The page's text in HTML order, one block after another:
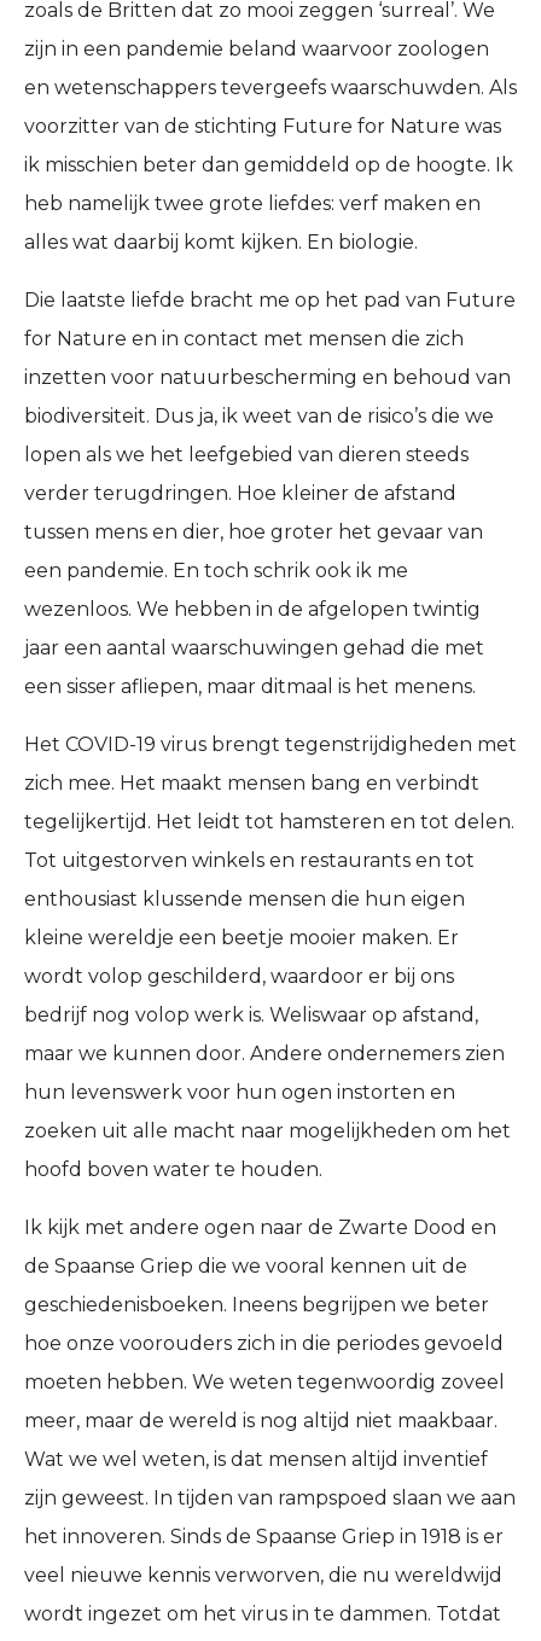
zoals de Britten dat zo mooi zeggen ‘surreal’. We
zijn in een pandemie beland waarvoor zoologen
en wetenschappers tevergeefs waarschuwden. Als
voorzitter van de stichting Future for Nature was
ik misschien beter dan gemiddeld op de hoogte. Ik
heb namelijk twee grote liefdes: verf maken en
alles wat daarbij komt kijken. En biologie.
Die laatste liefde bracht me op het pad van Future
for Nature en in contact met mensen die zich
inzetten voor natuurbescherming en behoud van
biodiversiteit. Dus ja, ik weet van de risico’s die we
lopen als we het leefgebied van dieren steeds
verder terugdringen. Hoe kleiner de afstand
tussen mens en dier, hoe groter het gevaar van
een pandemie. En toch schrik ook ik me
wezenloos. We hebben in de afgelopen twintig
jaar een aantal waarschuwingen gehad die met
een sisser afliepen, maar ditmaal is het menens.
Het COVID-19 virus brengt tegenstrijdigheden met
zich mee. Het maakt mensen bang en verbindt
tegelijkertijd. Het leidt tot hamsteren en tot delen.
Tot uitgestorven winkels en restaurants en tot
enthousiast klussende mensen die hun eigen
kleine wereldje een beetje mooier maken. Er
wordt volop geschilderd, waardoor er bij ons
bedrijf nog volop werk is. Weliswaar op afstand,
maar we kunnen door. Andere ondernemers zien
hun levenswerk voor hun ogen instorten en
zoeken uit alle macht naar mogelijkheden om het
hoofd boven water te houden.
Ik kijk met andere ogen naar de Zwarte Dood en
de Spaanse Griep die we vooral kennen uit de
geschiedenisboeken. Ineens begrijpen we beter
hoe onze voorouders zich in die periodes gevoeld
moeten hebben. We weten tegenwoordig zoveel
meer, maar de wereld is nog altijd niet maakbaar.
Wat we wel weten, is dat mensen altijd inventief
zijn geweest. In tijden van rampspoed slaan we aan
het innoveren. Sinds de Spaanse Griep in 1918 is er
veel nieuwe kennis verworven, die nu wereldwijd
wordt ingezet om het virus in te dammen. Totdat